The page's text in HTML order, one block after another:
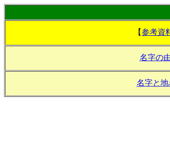
【参考資
名字の
名字と地